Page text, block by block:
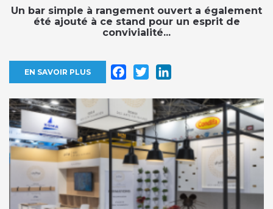
Un bar simple à rangement ouvert a également
été ajouté à ce stand pour un esprit de
convivialité...
EN SAVOIR PLUS Facebook
Twitter